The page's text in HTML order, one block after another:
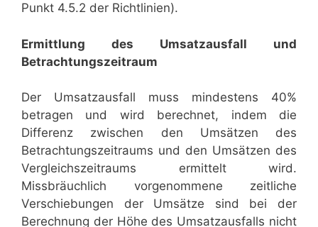
Punkt 4.5.2 der Richtlinien).
Ermittlung des Umsatzausfall und
Betrachtungszeitraum
Der Umsatzausfall muss mindestens 40%
betragen und wird berechnet, indem die
Differenz zwischen den Umsätzen des
Betrachtungszeitraums und den Umsätzen des
Vergleichszeitraums ermittelt wird.
Missbräuchlich vorgenommene zeitliche
Verschiebungen der Umsätze sind bei der
Berechnung der Höhe des Umsatzausfalls nicht